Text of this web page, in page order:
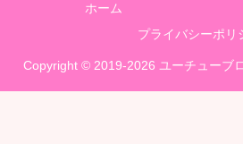
ホーム
プライバシーポリ
Copyright © 2019-2026 ユーチューブ